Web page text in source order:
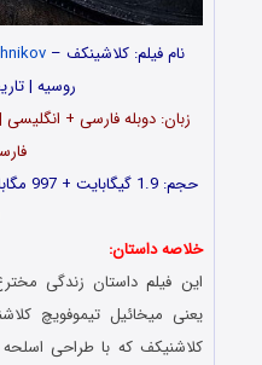
نام فیلم: کلاشینکف –
روسیه | تاریخ
خلاصه داستان:
یعنی میخائیل تیموفویچ
کلاشنیکف که با طراحی